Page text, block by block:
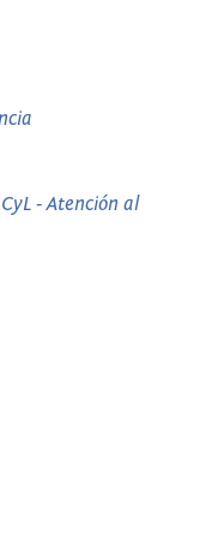
- Atención al